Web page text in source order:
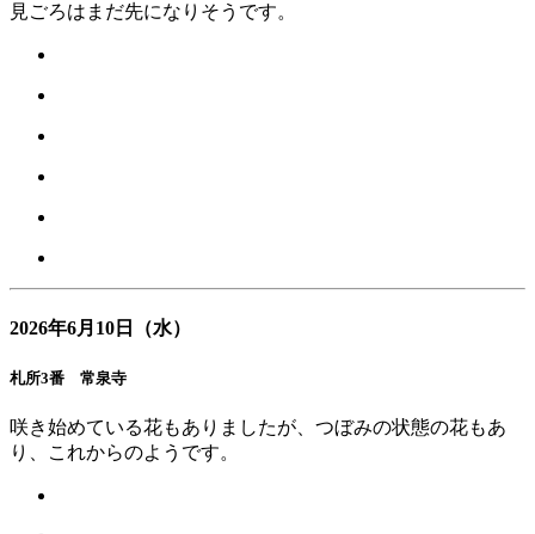
見ごろはまだ先になりそうです。
2026年6月10日（水）
札所3番 常泉寺
咲き始めている花もありましたが、つぼみの状態の花もあ
り、これからのようです。